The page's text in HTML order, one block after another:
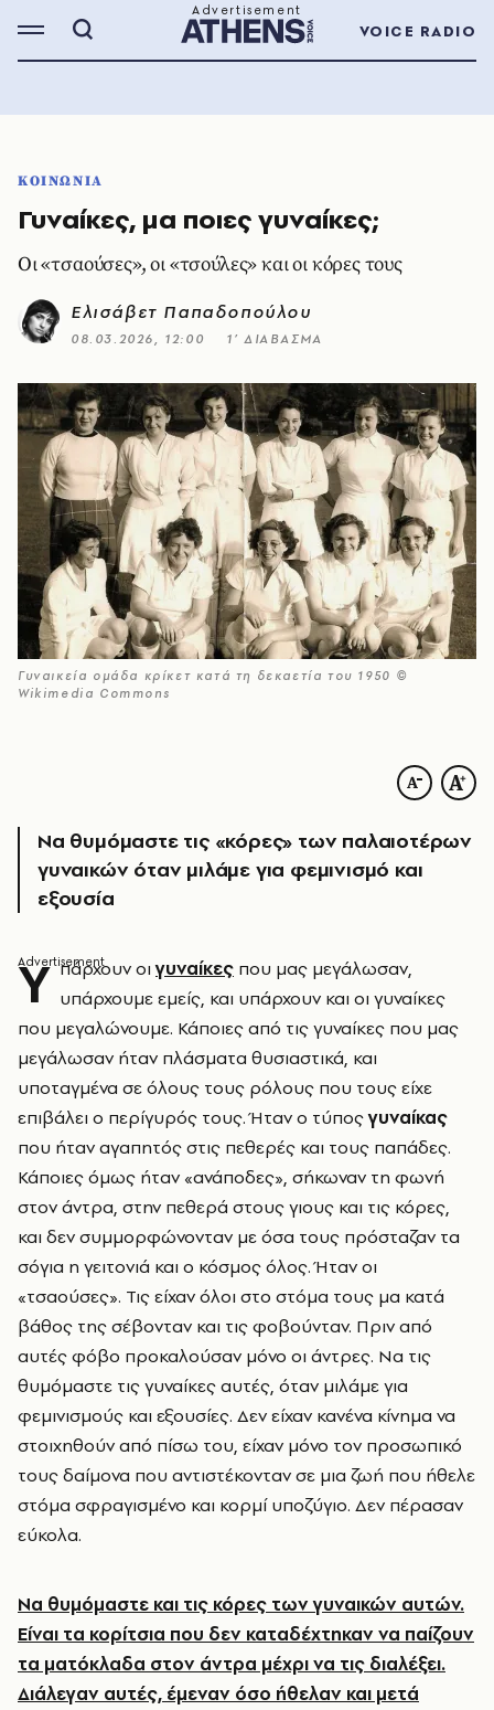
VOICE RADIO
ΚΟΙΝΩΝΙΑ
Γυναίκες, μα ποιες γυναίκες;
Οι «τσαούσες», οι «τσούλες» και οι κόρες τους
Ελισάβετ Παπαδοπούλου
08.03.2026, 12:00 1’ ΔΙΑΒΑΣΜΑ
Γυναικεία ομάδα κρίκετ κατά τη δεκαετία του 1950 ©
Wikimedia Commons
Να θυμόμαστε τις «κόρες» των παλαιοτέρων
γυναικών όταν μιλάμε για φεμινισμό και
εξουσία
Υ πάρχουν οιγυναίκες που μας μεγάλωσαν,
υπάρχουμε εμείς, και υπάρχουν και οι γυναίκες
που μεγαλώνουμε. Κάποιες από τις γυναίκες που μας
μεγάλωσαν ήταν πλάσματα θυσιαστικά, και
υποταγμένα σε όλους τους ρόλους που τους είχε
επιβάλει ο περίγυρός τους. Ήταν ο τύποςγυναίκας
που ήταν αγαπητός στις πεθερές και τους παπάδες.
Κάποιες όμως ήταν «ανάποδες», σήκωναν τη φωνή
στον άντρα, στην πεθερά στους γιους και τις κόρες,
και δεν συμμορφώνονταν με όσα τους πρόσταζαν τα
σόγια η γειτονιά και ο κόσμος όλος. Ήταν οι
«τσαούσες». Τις είχαν όλοι στο στόμα τους μα κατά
βάθος της σέβονταν και τις φοβούνταν. Πριν από
αυτές φόβο προκαλούσαν μόνο οι άντρες. Να τις
θυμόμαστε τις γυναίκες αυτές, όταν μιλάμε για
φεμινισμούς και εξουσίες. Δεν είχαν κανένα κίνημα να
στοιχηθούν από πίσω του, είχαν μόνο τον προσωπικό
τους δαίμονα που αντιστέκονταν σε μια ζωή που ήθελε
στόμα σφραγισμένο και κορμί υποζύγιο. Δεν πέρασαν
εύκολα.
Να θυμόμαστε και τις κόρες των γυναικών αυτών.
Είναι τα κορίτσια που δεν καταδέχτηκαν να παίζουν
τα ματόκλαδα στον άντρα μέχρι να τις διαλέξει.
Διάλεγαν αυτές, έμεναν όσο ήθελαν και μετά